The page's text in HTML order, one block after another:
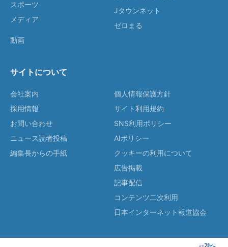
スポーツ
メディア
動画
Jタウンネット
ゼロまる
サイトについて
会社案内
採用情報
お問い合わせ
ニュース読者投稿
編集長からの手紙
個人情報保護方針
サイト利用規約
SNS利用ポリシー
AIポリシー
クッキーの利用について
広告掲載
記事配信
コンテンツ二次利用
日本インターネット報道協会